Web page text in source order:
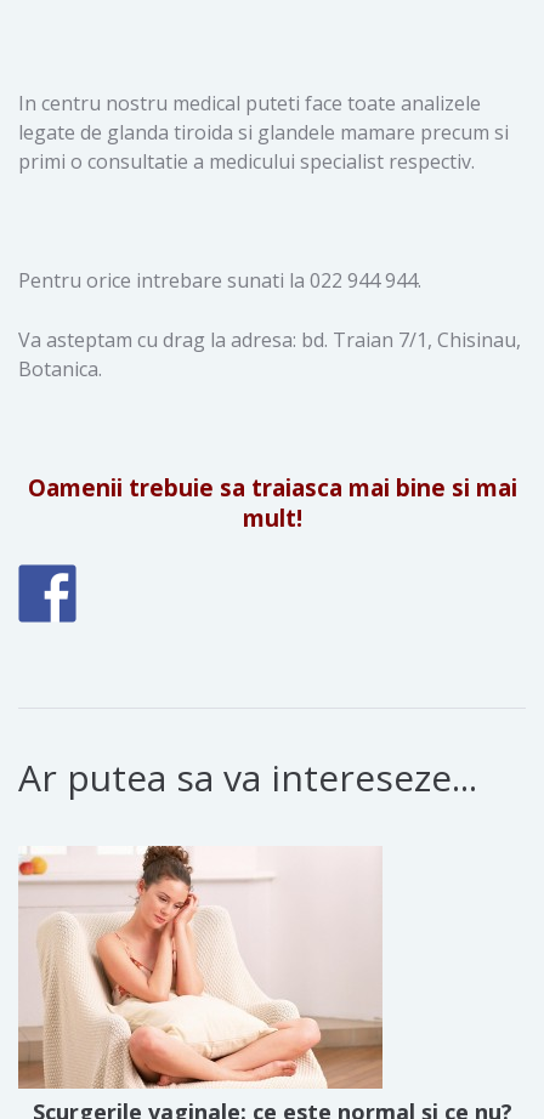
In centru nostru medical puteti face toate analizele
legate de glanda tiroida si glandele mamare precum si
primi o consultatie a medicului specialist respectiv.
Pentru orice intrebare sunati la 022 944 944.
Va asteptam cu drag la adresa: bd. Traian 7/1, Chisinau,
Botanica.
Oamenii trebuie sa traiasca mai bine si mai
mult!
Ar putea sa va intereseze...
Scurgerile vaginale: ce este normal și ce nu?